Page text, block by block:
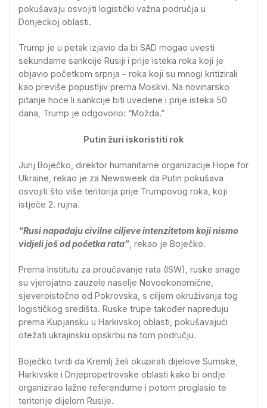
pokušavaju osvojiti logistički važna područja u
Donjeckoj oblasti.
Trump je u petak izjavio da bi SAD mogao uvesti
sekundarne sankcije Rusiji i prije isteka roka koji je
objavio početkom srpnja – roka koji su mnogi kritizirali
kao previše popustljiv prema Moskvi. Na novinarsko
pitanje hoće li sankcije biti uvedene i prije isteka 50
dana, Trump je odgovorio: “Možda.”
Putin žuri iskoristiti rok
Jurij Boječko, direktor humanitarne organizacije Hope for
Ukraine, rekao je za Newsweek da Putin pokušava
osvojiti što više teritorija prije Trumpovog roka, koji
istječe 2. rujna.
“Rusi napadaju civilne ciljeve intenzitetom koji nismo
vidjeli još od početka rata” , rekao je Boječko.
Prema Institutu za proučavanje rata (ISW), ruske snage
su vjerojatno zauzele naselje Novoekonomične,
sjeveroistočno od Pokrovska, s ciljem okruživanja tog
logističkog središta. Ruske trupe također napreduju
prema Kupjansku u Harkivskoj oblasti, pokušavajući
otežati ukrajinsku opskrbu na tom području.
Boječko tvrdi da Kremlj želi okupirati dijelove Sumske,
Harkivske i Dnjepropetrovske oblasti kako bi ondje
organizirao lažne referendume i potom proglasio te
teritorije dijelom Rusije.